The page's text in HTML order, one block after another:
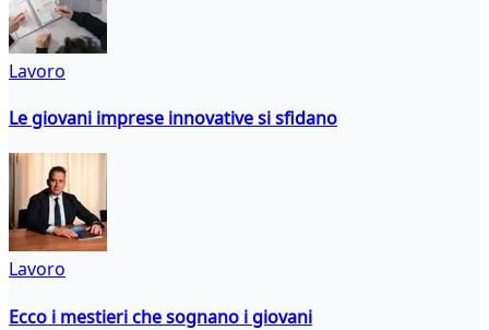
Lavoro
Le giovani imprese innovative si sfidano
Lavoro
Ecco i mestieri che sognano i giovani